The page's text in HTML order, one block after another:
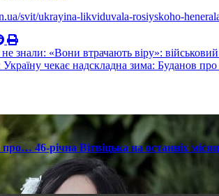
svit/ukrayina-likviduvala-rosiyskoho-
знали: «Вони втрачають віру»:
чекає надскладна зима: Буданов
46-річна Вітвіцька на останніх